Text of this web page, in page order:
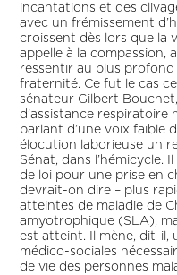
incantations et des
avec un frémissement
croissent dès lors que la
appelle à la compassion,
ressentir au plus profond
fraternité. Ce fut le cas
sénateur Gilbert
d’assistance respiratoire
parlant d’une voix faible
élocution laborieuse un
Sénat, dans l’hémicycle.
de loi pour une prise en
devrait-on dire – plus
atteintes de maladie de
amyotrophique (SLA),
est atteint. Il mène, dit-il,
médico-sociales
de vie des personnes